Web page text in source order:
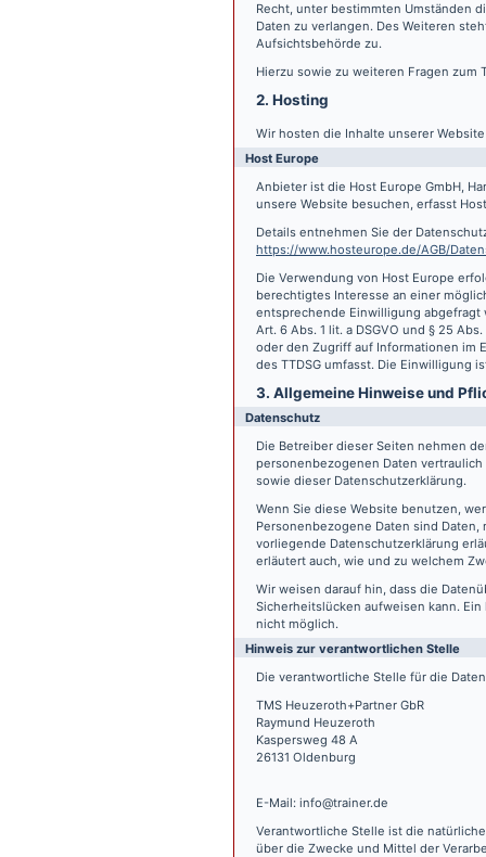
Recht, unter bestimmten Umständen
Daten zu verlangen. Des Weiteren
Aufsichtsbehörde zu.
Hierzu sowie zu weiteren Fragen zum
2. Hosting
Wir hosten die Inhalte unserer
Host Europe
Anbieter ist die Host Europe GmbH,
unsere Website besuchen, erfasst
Details entnehmen Sie der
https://www.hosteurope.de/AGB/
Die Verwendung von Host Europe
berechtigtes Interesse an einer
entsprechende Einwilligung abgefragt
Art. 6 Abs. 1 lit. a DSGVO und § 25
oder den Zugriff auf Informationen im
des TTDSG umfasst. Die Einwilligung
3. Allgemeine Hinweise und
Datenschutz
Die Betreiber dieser Seiten nehmen
personenbezogenen Daten
sowie dieser Datenschutzerklärung.
Wenn Sie diese Website benutzen,
Personenbezogene Daten sind
vorliegende Datenschutzerklärung
erläutert auch, wie und zu welchem
Wir weisen darauf hin, dass die
Sicherheitslücken aufweisen kann.
nicht möglich.
Hinweis zur verantwortlichen Stelle
Die verantwortliche Stelle für die
TMS Heuzeroth+Partner GbR
Raymund Heuzeroth
Kaspersweg 48 A
26131 Oldenburg
E-Mail: info@trainer.de
Verantwortliche Stelle ist die
über die Zwecke und Mittel der